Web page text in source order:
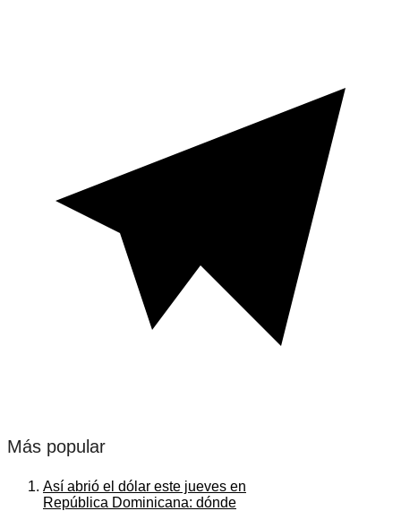
Más popular
Así abrió el dólar este jueves en
República Dominicana: dónde